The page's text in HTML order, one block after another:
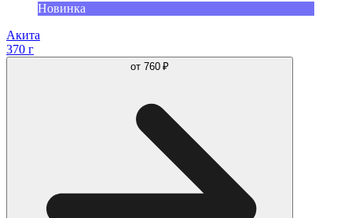
Новинка
Акита
370 г
от 760 ₽